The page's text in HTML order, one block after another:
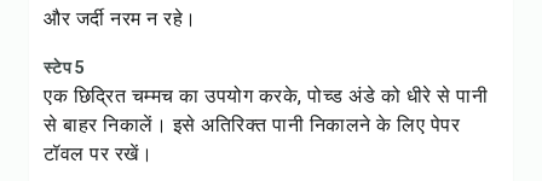
और जर्दी नरम न रहे।
स्टेप 5
एक छिद्रित चम्मच का उपयोग करके, पोच्ड अंडे को धीरे से पानी
से बाहर निकालें। इसे अतिरिक्त पानी निकालने के लिए पेपर
टॉवल पर रखें।